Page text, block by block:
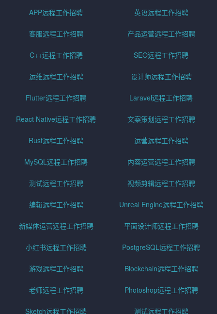
APP远程工作招聘 英语远程工作招聘
客服远程工作招聘 产品运营远程工作招聘
C++远程工作招聘 SEO远程工作招聘
运维远程工作招聘 设计师远程工作招聘
Flutter远程工作招聘 Laravel远程工作招聘
React Native远程工作招聘 文案策划远程工作招聘
Rust远程工作招聘 运营远程工作招聘
MySQL远程工作招聘 内容运营远程工作招聘
测试远程工作招聘 视频剪辑远程工作招聘
编辑远程工作招聘 Unreal Engine远程工作招聘
新媒体运营远程工作招聘 平面设计师远程工作招聘
小红书远程工作招聘 PostgreSQL远程工作招聘
游戏远程工作招聘 Blockchain远程工作招聘
老师远程工作招聘 Photoshop远程工作招聘
Sketch远程工作招聘 测试远程工作招聘